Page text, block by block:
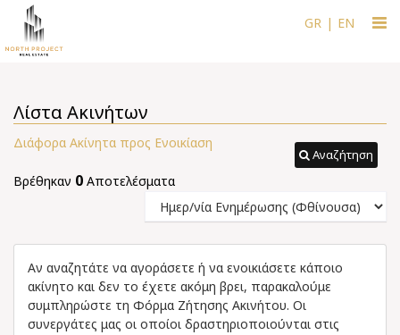
GR | EN
Λίστα Ακινήτων
Αναζήτηση
Διάφορα Ακίνητα προς Ενοικίαση
Βρέθηκαν 0 Αποτελέσματα
Αν αναζητάτε να αγοράσετε ή να ενοικιάσετε κάποιο
ακίνητο και δεν το έχετε ακόμη βρει, παρακαλούμε
συμπληρώστε τη Φόρμα Ζήτησης Ακινήτου. Οι
συνεργάτες μας οι οποίοι δραστηριοποιούνται στις